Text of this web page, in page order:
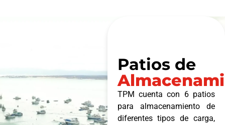
Patios de
TPM cuenta con 6 patios
para almacenamiento de
diferentes tipos de carga,